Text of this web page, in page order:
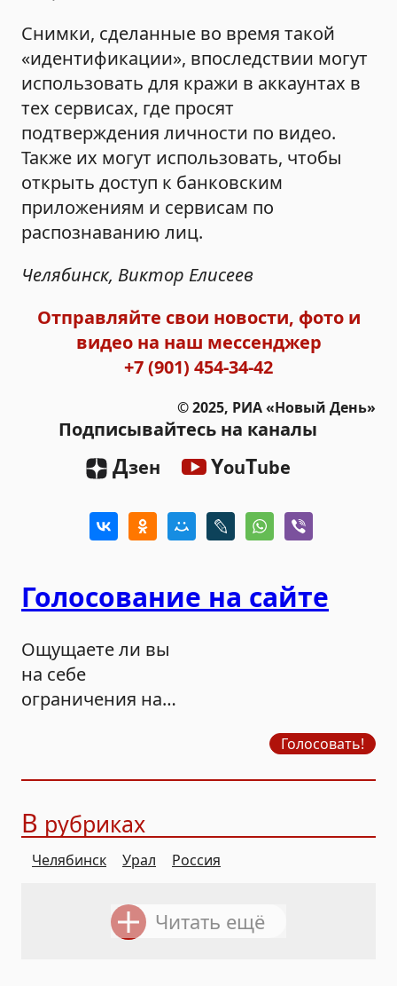
Снимки, сделанные во время такой
«идентификации», впоследствии могут
использовать для кражи в аккаунтах в
тех сервисах, где просят
подтверждения личности по видео.
Также их могут использовать, чтобы
открыть доступ к банковским
приложениям и сервисам по
распознаванию лиц.
Челябинск, Виктор Елисеев
Отправляйте свои новости, фото и
видео на наш мессенджер
+7 (901) 454-34-42
© 2025, РИА «Новый День»
Подписывайтесь на каналы
Дзен YouTube
Голосование на сайте
Ощущаете ли вы
на себе
ограничения на
Голосовать!
В рубриках
Челябинск Урал Россия
Читать ещё